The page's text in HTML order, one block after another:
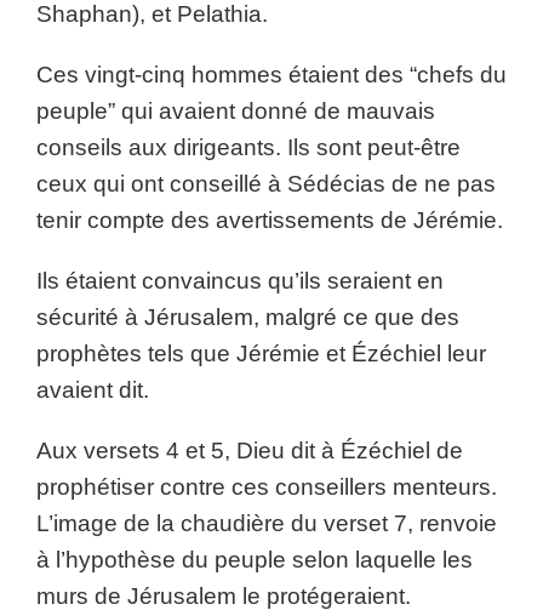
Shaphan), et Pelathia.
Ces vingt-cinq hommes étaient des “chefs du
peuple” qui avaient donné de mauvais
conseils aux dirigeants. Ils sont peut-être
ceux qui ont conseillé à Sédécias de ne pas
tenir compte des avertissements de Jérémie.
Ils étaient convaincus qu’ils seraient en
sécurité à Jérusalem, malgré ce que des
prophètes tels que Jérémie et Ézéchiel leur
avaient dit.
Aux versets 4 et 5, Dieu dit à Ézéchiel de
prophétiser contre ces conseillers menteurs.
L’image de la chaudière du verset 7, renvoie
à l’hypothèse du peuple selon laquelle les
murs de Jérusalem le protégeraient.